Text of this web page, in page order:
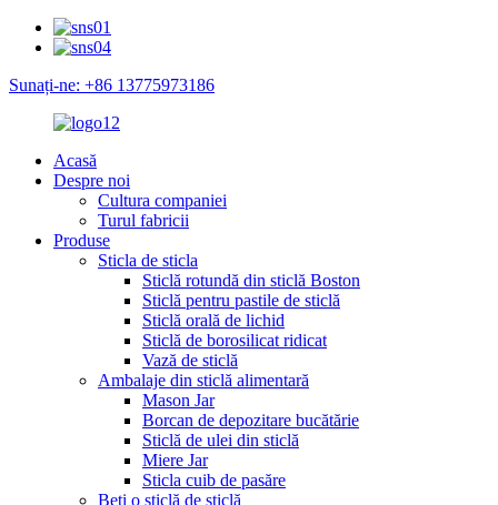
Sunați-ne: +86 13775973186
Acasă
Despre noi
Cultura companiei
Turul fabricii
Produse
Sticla de sticla
Sticlă rotundă din sticlă Boston
Sticlă pentru pastile de sticlă
Sticlă orală de lichid
Sticlă de borosilicat ridicat
Vază de sticlă
Ambalaje din sticlă alimentară
Mason Jar
Borcan de depozitare bucătărie
Sticlă de ulei din sticlă
Miere Jar
Sticla cuib de pasăre
Beți o sticlă de sticlă